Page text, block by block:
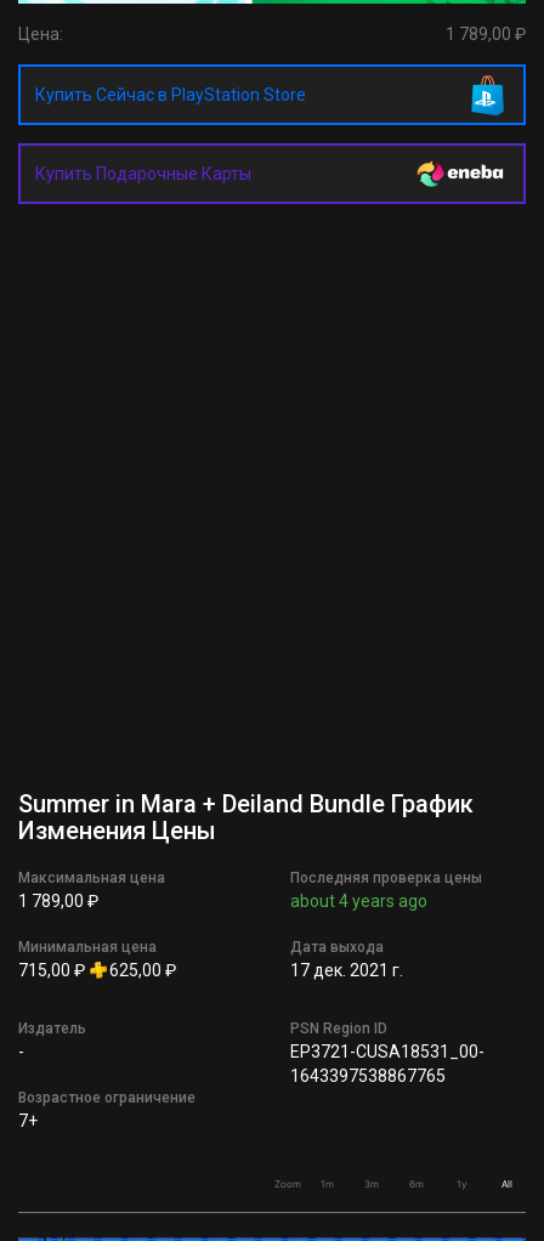
Цена: 1 789,00 ₽
Купить Сейчас в PlayStation Store
Купить Подарочные Карты
Summer in Mara + Deiland Bundle График
Изменения Цены
Максимальная цена
1 789,00 ₽
Минимальная цена
715,00 ₽ 625,00 ₽
Последняя проверка цены
about 4 years ago
Дата выхода
17 дек. 2021 г.
Издатель
-
Возрастное ограничение
7+
PSN Region ID
EP3721-CUSA18531_00-
1643397538867765
Zoom 1m 3m 6m 1y All